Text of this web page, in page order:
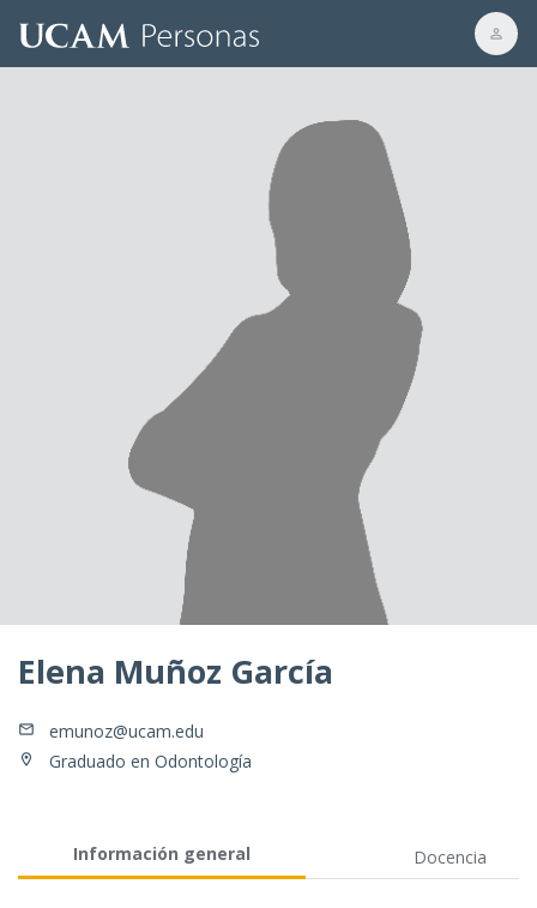
Elena Muñoz García
emunoz@ucam.edu
Graduado en Odontología
Información general Docencia